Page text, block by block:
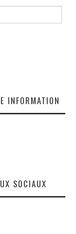
INFORMATION
SOCIAUX